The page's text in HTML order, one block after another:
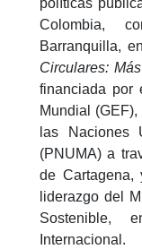
políticas
Colombia,
Barranquilla,
Circulares:
financiada por
Mundial
las Naciones
(PNUMA) a
de Cartagena,
liderazgo del
Sostenible,
Internacional.